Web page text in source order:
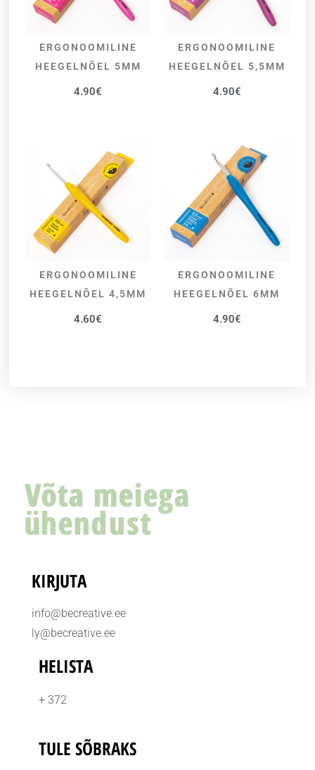
LISA KORVI
ERGONOOMILINE
HEEGELNÕEL 5MM
4.90€
LISA KORVI
ERGONOOMILINE
HEEGELNÕEL 5,5MM
4.90€
LISA KORVI
ERGONOOMILINE
HEEGELNÕEL 4,5MM
4.60€
LISA KORVI
ERGONOOMILINE
HEEGELNÕEL 6MM
4.90€
Võta meiega
ühendust
KIRJUTA
info@becreative.ee
ly@becreative.ee
HELISTA
+ 372
TULE SÕBRAKS